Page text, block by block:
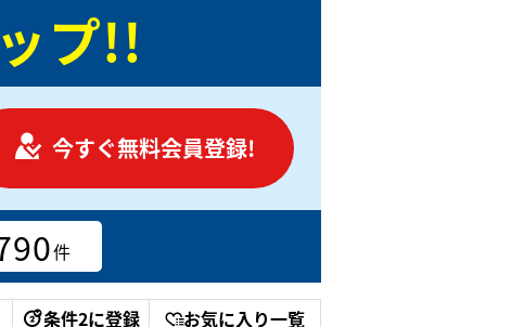
プ!!
今すぐ無料会員登録!
件
条件2に登録 お気に入り一覧